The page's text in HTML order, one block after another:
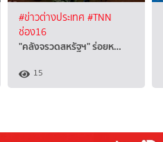
#ข่าวต่างประเทศ #TNN
ช่อง16
"คลังจรวดสหรัฐฯ" ร่อยห…
15